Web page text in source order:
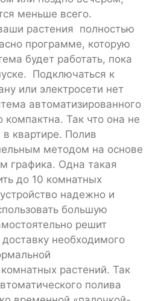
меньше всего.
растения полностью
программе, которую
будет работать, пока
Подключаться к
или электросети нет
автоматизированного
компактна. Так что она не
квартире. Полив
методом на основе
графика. Одна такая
до 10 комнатных
надежно и
большую
решит
необходимого
растений. Так
полива